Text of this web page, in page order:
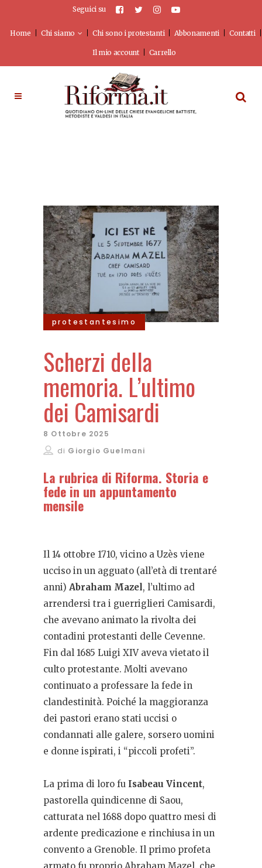
Seguici su
Home Chi siamo Chi sono i protestanti Abbonamenti Contatti
Il mio account Carrello
protestantesimo
Scherzi della
memoria. L’ultimo
dei Camisardi
8 Ottobre 2025
di Giorgio Guelmani
La rubrica di Riforma. Storia e
fede in un appuntamento
mensile
Il 14 ottobre 1710, vicino a Uzès viene
ucciso in un agguato (all’età di trentaré
anni) Abraham Mazel, l’ultimo ad
arrendersi tra i guerriglieri Camisardi,
che avevano animato la rivolta dei
contadini protestanti delle Cevenne.
Fin dal 1685 Luigi XIV aveva vietato il
culto protestante. Molti avevano
continuato a professare la fede in
clandestinità. Poiché la maggioranza
dei pastori erano stati uccisi o
condannati alle galere, sorsero uomini
e donne ispirati, i “piccoli profeti”.
La prima di loro fu Isabeau Vincent,
pastorella quindicenne di Saou,
catturata nel 1688 dopo quattro mesi di
ardente predicazione e rinchiusa in un
convento a Grenoble. Il primo profeta